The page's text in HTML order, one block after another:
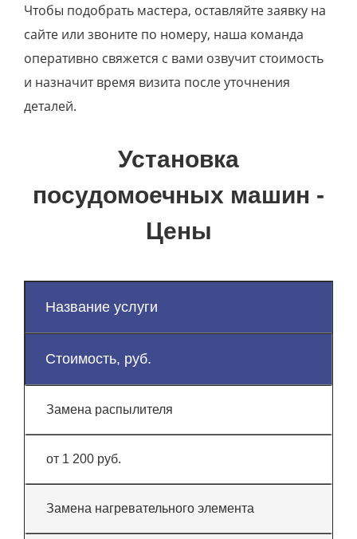
Чтобы подобрать мастера, оставляйте заявку на
сайте или звоните по номеру, наша команда
оперативно свяжется с вами озвучит стоимость
и назначит время визита после уточнения
деталей.
Установка
посудомоечных машин -
Цены
Название услуги
Стоимость, руб.
Замена распылителя
от 1 200 руб.
Замена нагревательного элемента